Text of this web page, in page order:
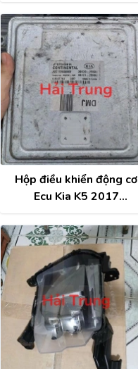
Hộp điều khiển động cơ
Ecu Kia K5 2017